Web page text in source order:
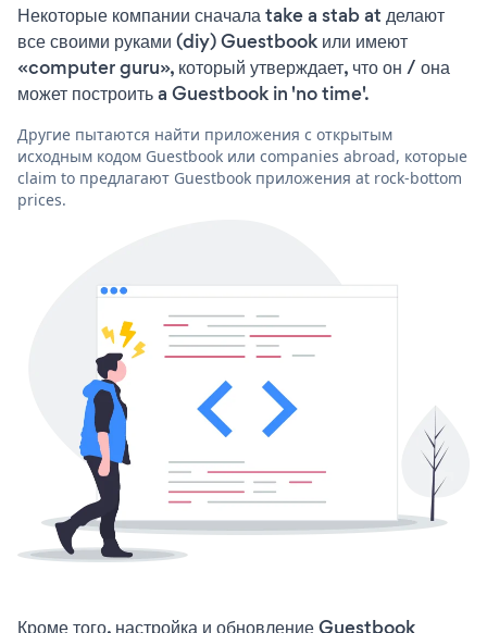
Некоторые компании сначала take a stab at делают
все своими руками (diy) Guestbook или имеют
«computer guru», который утверждает, что он / она
может построить a Guestbook in 'no time'.
Другие пытаются найти приложения с открытым
исходным кодом Guestbook или companies abroad, которые
claim to предлагают Guestbook приложения at rock-bottom
prices.